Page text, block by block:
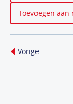
Toevoegen
Vorige